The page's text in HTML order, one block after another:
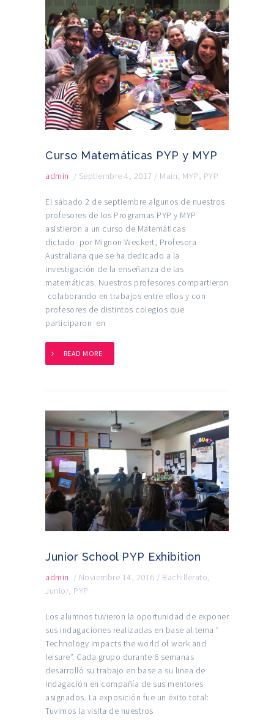
Curso Matemáticas PYP y MYP
admin / Septiembre 4, 2017 / Main, MYP, PYP
El sábado 2 de septiembre algunos de nuestros
profesores de los Programas PYP y MYP
asistieron a un curso de Matemáticas
dictado por Mignon Weckert, Profesora
Australiana que se ha dedicado a la
investigación de la enseñanza de las
matemáticas. Nuestros profesores compartieron
colaborando en trabajos entre ellos y con
profesores de distintos colegios que
participaron en
READ MORE
Junior School PYP Exhibition
admin / Noviembre 14, 2016 / Bachillerato,
Junior, PYP
Los alumnos tuvieron la oportunidad de exponer
sus indagaciones realizadas en base al tema ”
Technology impacts the world of work and
leisure”. Cada grupo durante 6 semanas
desarrolló su trabajo en base a su linea de
indagación en compañía de sus mentores
asignados. La exposición fue un éxito total:
Tuvimos la visita de nuestros